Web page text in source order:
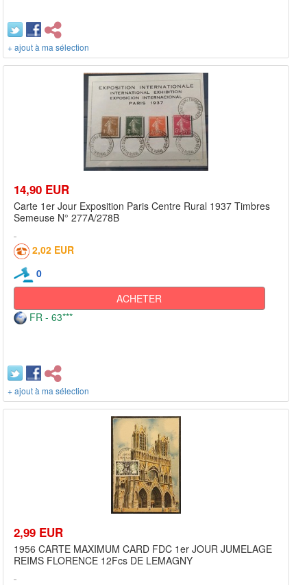
+ ajout à ma sélection
14,90 EUR
Carte 1er Jour Exposition Paris Centre Rural 1937 Timbres
Semeuse N° 277A/278B
2,02 EUR
0
ACHETER
FR - 63***
+ ajout à ma sélection
2,99 EUR
1956 CARTE MAXIMUM CARD FDC 1er JOUR JUMELAGE
REIMS FLORENCE 12Fcs DE LEMAGNY